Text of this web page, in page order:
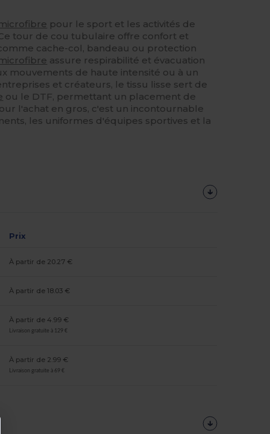
pour le sport et les activités de
tour de cou tubulaire offre confort et
cache-col, bandeau ou protection
assure respirabilité et évacuation
mouvements de haute intensité ou à un
et créateurs, le tissu lisse sert de
ou le DTF, permettant un placement de
l'achat en gros, c'est un incontournable
les uniformes d'équipes sportives et la
Prix
À partir de 20.27 €
À partir de 18.03 €
À partir de 4.99 €
Livraison gratuite à 129 €
À partir de 2.99 €
Livraison gratuite à 69 €